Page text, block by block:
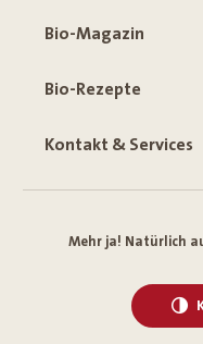
Bio-Magazin
Bio-Rezepte
Kontakt & Services
Mehr ja! Natürlich